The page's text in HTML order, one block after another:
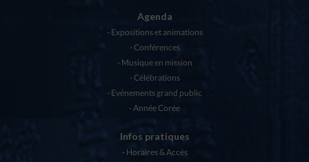
Agenda
Expositions et animations
Conférences
Musique en mission
Célébrations
Evénements grand public
Année Corée
Infos pratiques
Horaires & Accès